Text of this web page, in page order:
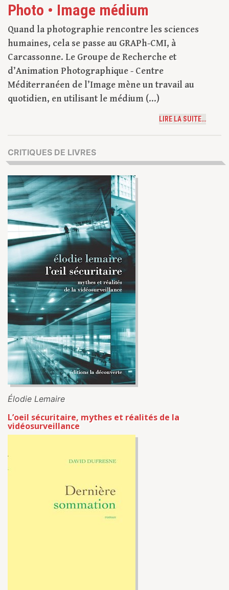
Photo • Image médium
Quand la photographie rencontre les sciences
humaines, cela se passe au GRAPh-CMI, à
Carcassonne. Le Groupe de Recherche et
d’Animation Photographique - Centre
Méditerranéen de l’Image mène un travail au
quotidien, en utilisant le médium (...)
LIRE LA SUITE…
CRITIQUES DE LIVRES
Élodie Lemaire
L’oeil sécuritaire, mythes et réalités de la
vidéosurveillance